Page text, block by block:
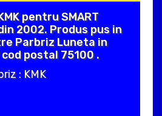
pentru SMART
din 2002. Produs pus in
Parbriz Luneta in
cod postal 75100 .
: KMK